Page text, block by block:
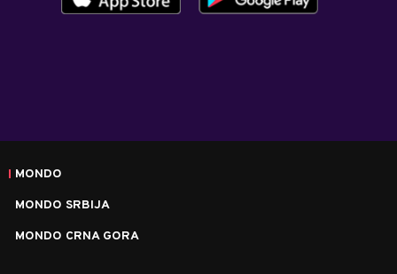
MONDO
MONDO SRBIJA
MONDO CRNA GORA